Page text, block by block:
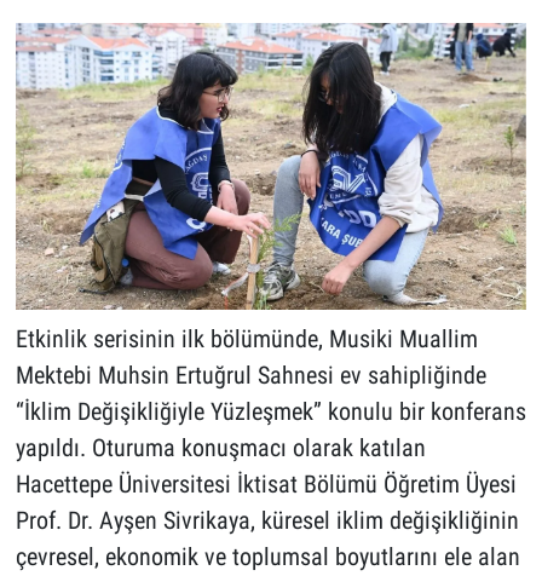
Etkinlik serisinin ilk bölümünde, Musiki Muallim
Mektebi Muhsin Ertuğrul Sahnesi ev sahipliğinde
“İklim Değişikliğiyle Yüzleşmek” konulu bir konferans
yapıldı. Oturuma konuşmacı olarak katılan
Hacettepe Üniversitesi İktisat Bölümü Öğretim Üyesi
Prof. Dr. Ayşen Sivrikaya, küresel iklim değişikliğinin
çevresel, ekonomik ve toplumsal boyutlarını ele alan